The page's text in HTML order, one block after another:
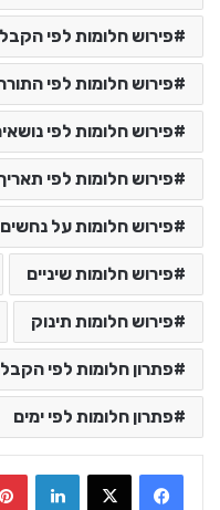
פירוש חלומות לפי
פירוש חלומות לפי
פירוש חלומות לפי
פירוש חלומות לפי
פירוש חלומות על נחשים
פירוש חלומות שיניים
פירוש חלומות תינוק
פתרון חלומות לפי
פתרון חלומות לפי ימים
LinkedIn